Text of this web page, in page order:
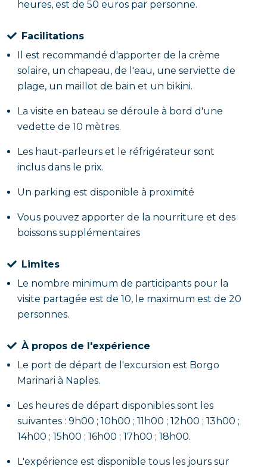
heures, est de 50 euros par personne.
Facilitations
Il est recommandé d'apporter de la crème
solaire, un chapeau, de l'eau, une serviette de
plage, un maillot de bain et un bikini.
La visite en bateau se déroule à bord d'une
vedette de 10 mètres.
Les haut-parleurs et le réfrigérateur sont
inclus dans le prix.
Un parking est disponible à proximité
Vous pouvez apporter de la nourriture et des
boissons supplémentaires
Limites
Le nombre minimum de participants pour la
visite partagée est de 10, le maximum est de 20
personnes.
À propos de l'expérience
Le port de départ de l'excursion est Borgo
Marinari à Naples.
Les heures de départ disponibles sont les
suivantes : 9h00 ; 10h00 ; 11h00 ; 12h00 ; 13h00 ;
14h00 ; 15h00 ; 16h00 ; 17h00 ; 18h00.
L'expérience est disponible tous les jours sur